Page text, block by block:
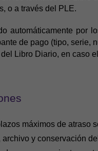
o a través del PLE.
automáticamente por
de pago (tipo, serie,
Libro Diario, en caso
máximos de atraso
archivo y conservación